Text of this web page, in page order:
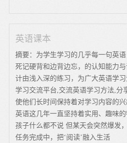
英语课本
摘要：为学生学习的几乎每一句英
死记硬背和边背边忘，的认知能力
计由浅入深的练习，为广大英语学
学习交流平台,交流英语学习方法,分
使他们长时间保持着对学习内容的
英语这几年一直坚持着实用、趣味
孩子什么都不说 但某天会突然爆发
任务完成中，把‘阅读’融入生活